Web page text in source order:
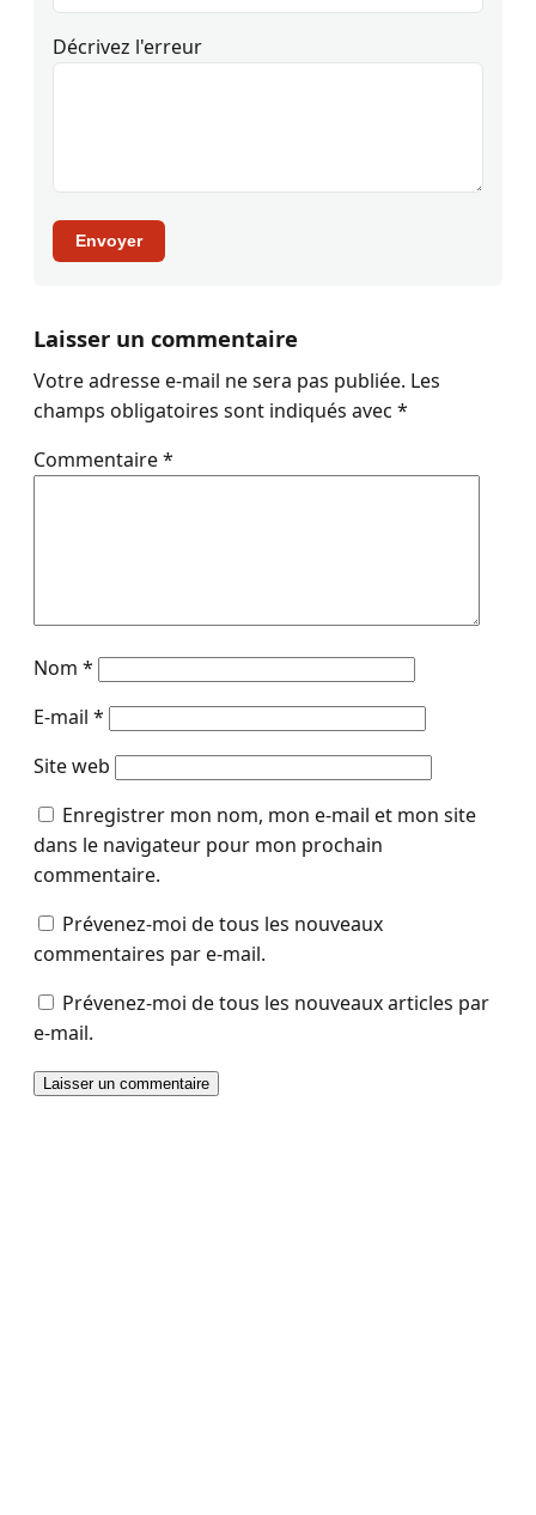
Décrivez l'erreur
Envoyer
Laisser un commentaire
Votre adresse e-mail ne sera pas publiée. Les
champs obligatoires sont indiqués avec *
Commentaire*
Nom *
E-mail *
Site web
Enregistrer mon nom, mon e-mail et mon site
dans le navigateur pour mon prochain
commentaire.
Prévenez-moi de tous les nouveaux
commentaires par e-mail.
Prévenez-moi de tous les nouveaux articles par
e-mail.